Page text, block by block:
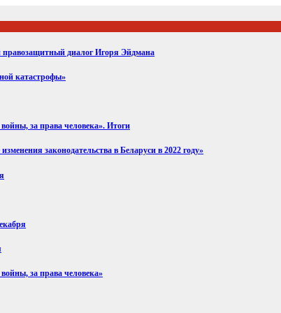
правозащитный диалог Игоря Эйдмана
катастрофы»
за права человека». Итоги
законодательства в Беларуси в 2022 году»
за права человека»